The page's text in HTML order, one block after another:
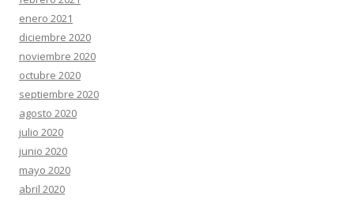
enero 2021
diciembre 2020
noviembre 2020
octubre 2020
septiembre 2020
agosto 2020
julio 2020
junio 2020
mayo 2020
abril 2020